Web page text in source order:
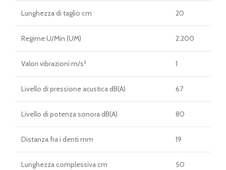
Lunghezza di taglio cm 20
Regime U/Min (UM) 2,200
Valori vibrazioni m/s² 1
Livello di pressione acustica dB(A) 67
Livello di potenza sonora dB(A) 80
Distanza fra i denti mm 19
Lunghezza complessiva cm 50